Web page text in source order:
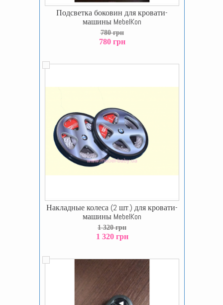
Подсветка боковин для кровати-
машины MebelKon
780 грн
780 грн
Накладные колеса (2 шт.) для кровати-
машины MebelKon
1 320 грн
1 320 грн